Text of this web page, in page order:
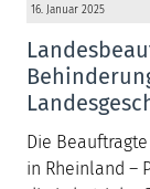
16. Januar 2025
Die
in Rheinland –